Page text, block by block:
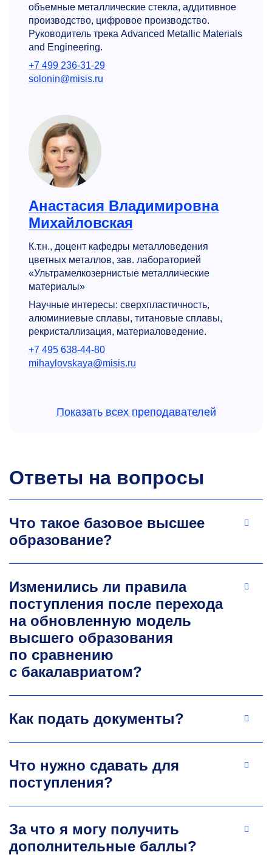
объемные металлические стекла, аддитивное
производство, цифровое производство.
Руководитель трека Advanced Metallic Materials
and Engineering.
+7 499 236-31-29
solonin@misis.ru
Анастасия Владимировна
Михайловская
К.т.н., доцент кафедры металловедения
цветных металлов, зав. лабораторией
«Ультрамелкозернистые металлические
материалы»
Научные интересы: сверхпластичность,
алюминиевые сплавы, титановые сплавы,
рекристаллизация, материаловедение.
+7 495 638-44-80
mihaylovskaya@misis.ru
Александр Юрьевич
К.т.н., доцент, с.н.с., доцент кафедры
металловедения цветных металлов
Специалист в области моделирования
на металлической основе. Руководитель
проектов по моделированию
структурообразования в процессе
термомеханической обработки сталей
и жаропрочных сплавов. Научные интересы:
исследование свойств алюминиевых сплавов,
объемных металлических стекол,
функциональных материалов на основе
железа, металломатричных композиционных
+7 495 955-01-34
churyumov@misis.ru
Показать всех преподавателей
Ответы на вопросы
Что такое базовое высшее
образование?
Изменились ли правила
поступления после перехода
на обновленную модель
высшего образования
по сравнению
с бакалавриатом?
Как подать документы?
Что нужно сдавать для
поступления?
За что я могу получить
дополнительные баллы?